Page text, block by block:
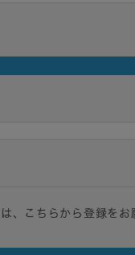
、こちらから登録をお